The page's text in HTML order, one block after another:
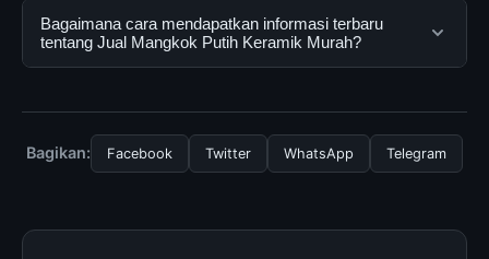
dapat menggunakannya dengan mengunjungi situs
resmi dan mengikuti panduan yang tersedia.
Ya, Jual Mangkok Putih Keramik Murah dapat diakses
secara gratis oleh semua pengguna. Tidak ada biaya
tersembunyi atau langganan yang diperlukan untuk
Bagaimana cara mendapatkan informasi terbaru
tentang Jual Mangkok Putih Keramik Murah?
halaman resmi kami secara berkala. Kami selalu
memperbarui konten dengan informasi terkini dan
Bagikan: Facebook Twitter WhatsApp Telegram